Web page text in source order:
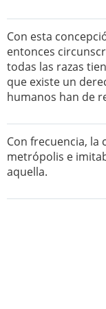
Con esta
entonces
todas las razas
que existe un
humanos han de
Con frecuencia, la
metrópolis e
aquella.